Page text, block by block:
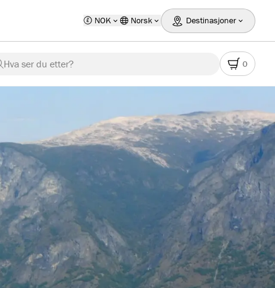
NOK Norsk Destinasjoner
Hva ser du etter? 0